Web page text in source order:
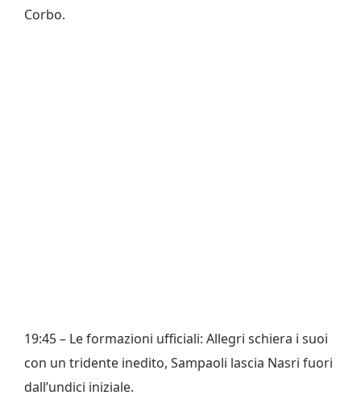
Corbo.
19:45 – Le formazioni ufficiali: Allegri schiera i suoi
con un tridente inedito, Sampaoli lascia Nasri fuori
dall’undici iniziale.